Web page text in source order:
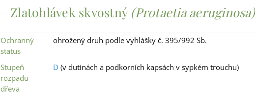
Zlatohlávek skvostný (Protaetia aeruginosa)
Ochranný
status
ohrožený druh podle vyhlášky č. 395/992 Sb.
Stupeň
rozpadu
dřeva
D (v dutinách a podkorních kapsách v sypkém trouchu)